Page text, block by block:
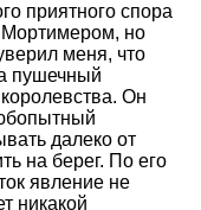
приятного спора
Мортимером, но
меня, что
пушечный
Он
далеко от
на берег. По его
явление не
никакой